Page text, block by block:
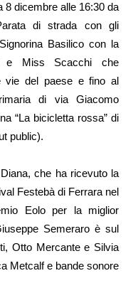
8 dicembre alle 16:30 da
di strada con gli
Basilico con la
e Miss Scacchi che
vie del paese e fino al
di via Giacomo
“La bicicletta rossa” di
public).
che ha ricevuto la
Festebà di Ferrara nel
Eolo per la miglior
Semeraro è sul
Otto Mercante e Silvia
Metcalf e bande sonore